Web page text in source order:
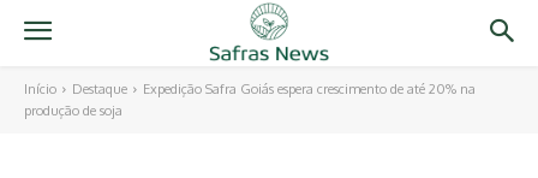
Início Destaque
Expedição Safra Goiás espera crescimento de até 20% na
produção de soja